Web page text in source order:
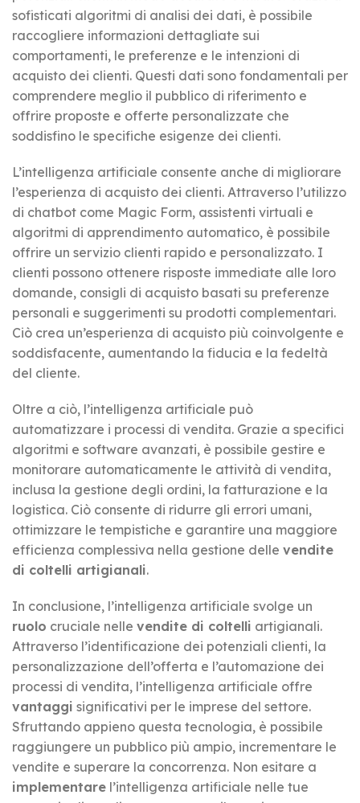
sofisticati algoritmi di analisi dei dati, è possibile
raccogliere informazioni dettagliate sui
comportamenti, le preferenze e le intenzioni di
acquisto dei clienti. Questi dati sono fondamentali per
comprendere meglio il pubblico di riferimento e
offrire proposte e offerte personalizzate che
soddisfino le specifiche esigenze dei clienti.
L’intelligenza artificiale consente anche di migliorare
l’esperienza di acquisto dei clienti. Attraverso l’utilizzo
di chatbot come Magic Form, assistenti virtuali e
algoritmi di apprendimento automatico, è possibile
offrire un servizio clienti rapido e personalizzato. I
clienti possono ottenere risposte immediate alle loro
domande, consigli di acquisto basati su preferenze
personali e suggerimenti su prodotti complementari.
Ciò crea un’esperienza di acquisto più coinvolgente e
soddisfacente, aumentando la fiducia e la fedeltà
del cliente.
Oltre a ciò, l’intelligenza artificiale può
automatizzare i processi di vendita. Grazie a specifici
algoritmi e software avanzati, è possibile gestire e
monitorare automaticamente le attività di vendita,
inclusa la gestione degli ordini, la fatturazione e la
logistica. Ciò consente di ridurre gli errori umani,
ottimizzare le tempistiche e garantire una maggiore
efficienza complessiva nella gestione delle vendite
di coltelli artigianali.
In conclusione, l’intelligenza artificiale svolge un
ruolo cruciale nelle vendite di coltelli artigianali.
Attraverso l’identificazione dei potenziali clienti, la
personalizzazione dell’offerta e l’automazione dei
processi di vendita, l’intelligenza artificiale offre
vantaggi significativi per le imprese del settore.
Sfruttando appieno questa tecnologia, è possibile
raggiungere un pubblico più ampio, incrementare le
vendite e superare la concorrenza. Non esitare a
implementare l’intelligenza artificiale nelle tue